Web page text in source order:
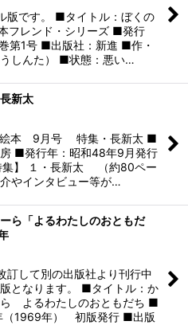
版です。 ■タイトル：ぼくの
フレンド・シリーズ ■発行
第1号 ■出版社：新進 ■作・
しんた） ■状態：悪い…
新太
絵本 9月号 特集・長新太 ■
■発行年：昭和48年9月発行
集】 １・長新太 （約80ペー
やインタビュー等が…
ら「よるわたしのおともだ
訂して別の出版社より刊行中
となります。 ■タイトル：か
ら よるわたしのおともだち ■
（1969年） 初版発行 ■出版